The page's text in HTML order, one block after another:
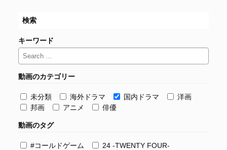
検索
キーワード
動画のカテゴリー
未分類 海外ドラマ 国内ドラマ
洋画
邦画
アニメ 俳優
動画のタグ
#コールドゲーム
24 -TWENTY FOUR-